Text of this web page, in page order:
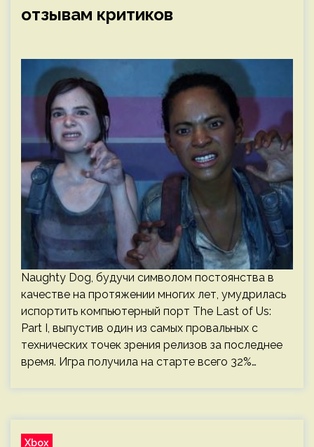
отзывам критиков
Naughty Dog, будучи символом постоянства в
качестве на протяжении многих лет, умудрилась
испортить компьютерный порт The Last of Us:
Part I, выпустив один из самых провальных с
технических точек зрения релизов за последнее
время. Игра получила на старте всего 32%…
Xbox